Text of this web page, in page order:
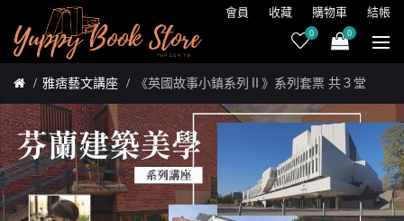
會員 收藏 購物車 結帳
0 0
雅痞藝文講座 《英國故事小鎮系列Ⅱ》系列套票 共３堂